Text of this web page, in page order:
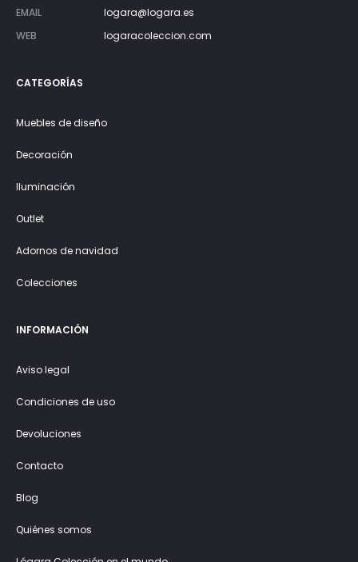
EMAIL
logara@logara.es
WEB
logaracoleccion.com
CATEGORÍAS
Muebles de diseño
Decoración
Iluminación
Outlet
Adornos de navidad
Colecciones
INFORMACIÓN
Aviso legal
Condiciones de uso
Devoluciones
Contacto
Blog
Quiénes somos